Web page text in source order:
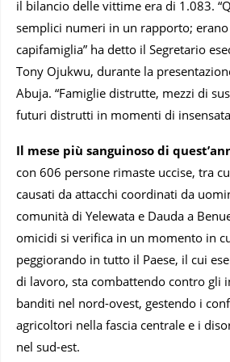
il bilancio delle vittime era di 1.083.
semplici numeri in un rapporto;
capifamiglia” ha detto il Segretario
Tony Ojukwu, durante la
Abuja. “Famiglie distrutte, mezzi di
futuri distrutti in momenti di
Il mese più sanguinoso di
con 606 persone rimaste uccise, tra
causati da attacchi coordinati da
comunità di Yelewata e Dauda a
omicidi si verifica in un momento in
peggiorando in tutto il Paese, il cui
di lavoro, sta combattendo contro gli
banditi nel nord-ovest, gestendo i
agricoltori nella fascia centrale e i
nel sud-est.